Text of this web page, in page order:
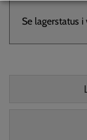
Se lagerstatus i